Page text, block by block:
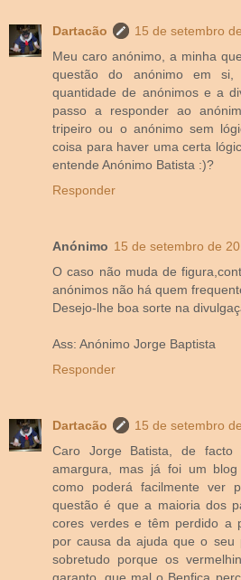
Dartacão
15 de setembro
Meu caro anónimo, a minha
questão do anónimo em
quantidade de anónimos e a
passo a responder ao
tripeiro ou o anónimo sem
coisa para haver uma certa
entende Anónimo Batista :)?
Responder
Anónimo 15 de setembro de
O caso não muda de
anónimos não há quem
Desejo-lhe boa sorte na
Ass: Anónimo Jorge Baptista
Responder
Dartacão
15 de setembro
Caro Jorge Batista, de
amargura, mas já foi um
como poderá facilmente ver
questão é que a maioria dos
cores verdes e têm perdido a
por causa da ajuda que o seu
sobretudo porque os